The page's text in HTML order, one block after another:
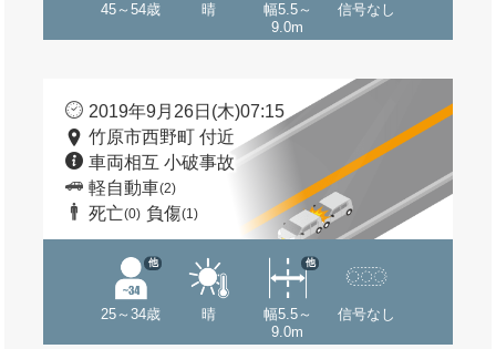
45～54歳 晴
幅5.5～
9.0m
信号なし
2019年9月26日(木)07:15
竹原市西野町 付近
車両相互 小破事故
軽自動車(2)
死亡(0) 負傷(1)
25～34歳
他
晴
幅5.5～
9.0m
他
信号なし